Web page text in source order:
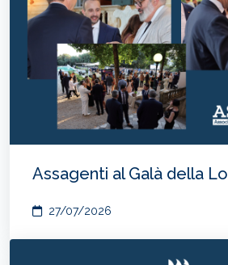
Assagenti al Galà della
27/07/2026